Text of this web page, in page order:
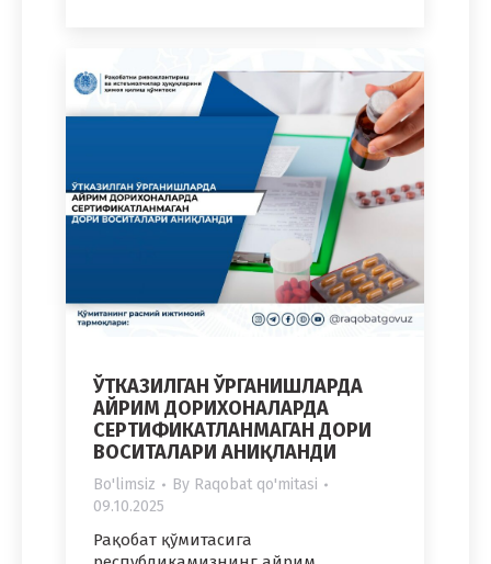
ЎТКАЗИЛГАН ЎРГАНИШЛАРДА
АЙРИМ ДОРИХОНАЛАРДА
СЕРТИФИКАТЛАНМАГАН ДОРИ
ВОСИТАЛАРИ АНИҚЛАНДИ
Bo'limsiz By Raqobat qo'mitasi
09.10.2025
Рақобат қўмитасига